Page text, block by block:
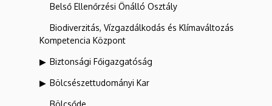
Belső Ellenőrzési Önálló Osztály
Biodiverzitás, Vízgazdálkodás és Klímaváltozás
Kompetencia Központ
Biztonsági Főigazgatóság
Bölcsészettudományi Kar
Bölcsőde